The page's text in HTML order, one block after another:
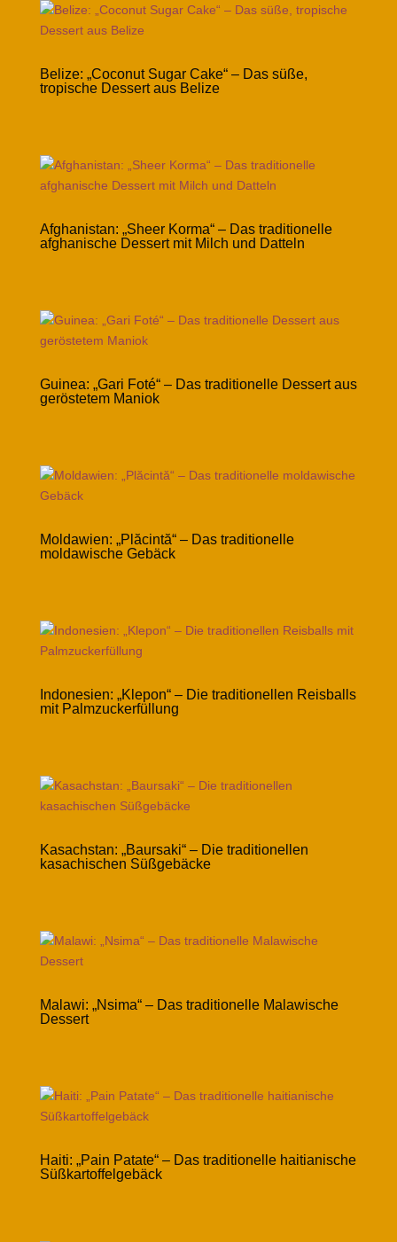
Belize: „Coconut Sugar Cake“ – Das süße,
tropische Dessert aus Belize
Afghanistan: „Sheer Korma“ – Das traditionelle
afghanische Dessert mit Milch und Datteln
Guinea: „Gari Foté“ – Das traditionelle Dessert aus
geröstetem Maniok
Moldawien: „Plăcintă“ – Das traditionelle
moldawische Gebäck
Indonesien: „Klepon“ – Die traditionellen Reisballs
mit Palmzuckerfüllung
Kasachstan: „Baursaki“ – Die traditionellen
kasachischen Süßgebäcke
Malawi: „Nsima“ – Das traditionelle Malawische
Dessert
Haiti: „Pain Patate“ – Das traditionelle haitianische
Süßkartoffelgebäck